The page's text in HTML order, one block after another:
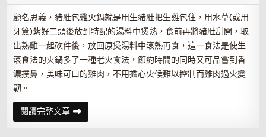
顧名思義，豬肚包雞火鍋就是用生豬肚把生雞包住，用水草(或用
牙簽)紮好二頭後放到特配的湯料中煲熟，食前再將豬肚刮開，取
出熟雞一起砍件後，放回原煲湯料中滾熱再食，這一食法是使生
滾食法的火鍋多了一種老火食法，節約時間的同時又可品嘗到香
濃撲鼻，美味可口的雞肉，不用擔心火候難以控制而雞肉過火變
韌。
閱讀完整文章孕
婦
能